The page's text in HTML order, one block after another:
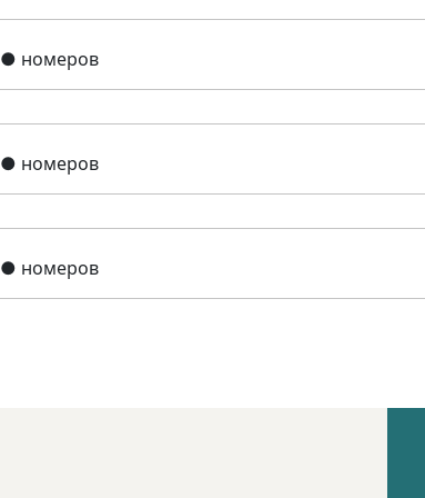
● номеров
● номеров
● номеров